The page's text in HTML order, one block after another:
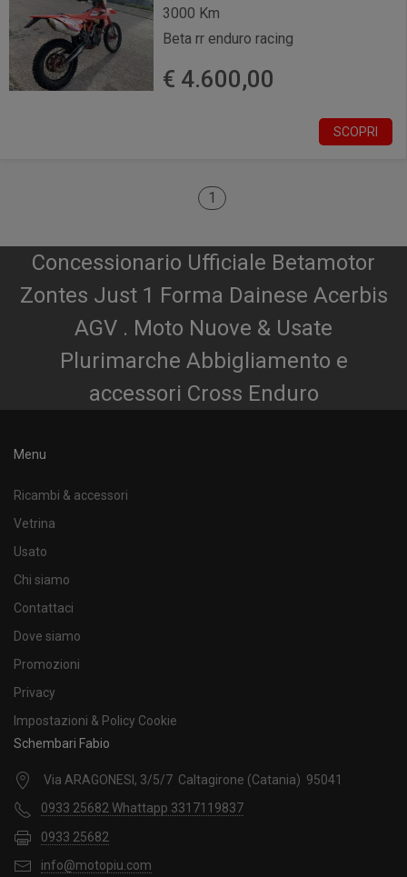
3000 Km
Beta rr enduro racing
€ 4.600,00
SCOPRI
1
Concessionario Ufficiale Betamotor
Zontes Just 1 Forma Dainese Acerbis
AGV . Moto Nuove & Usate
Plurimarche Abbigliamento e
accessori Cross Enduro
Menu
Ricambi & accessori
Vetrina
Usato
Chi siamo
Contattaci
Dove siamo
Promozioni
Privacy
Impostazioni & Policy Cookie
Schembari Fabio
Via ARAGONESI, 3/5/7 Caltagirone (Catania) 95041
0933 25682 Whattapp 3317119837
0933 25682
info@motopiu.com